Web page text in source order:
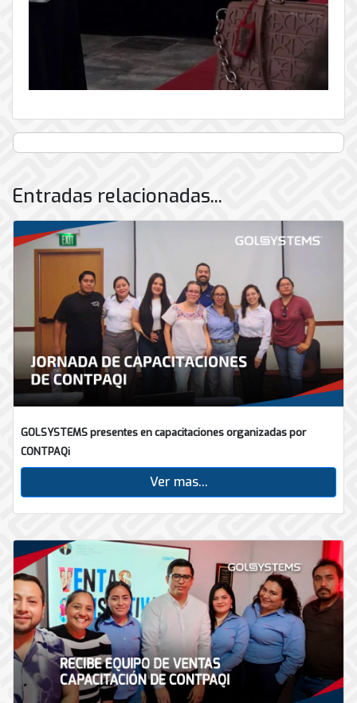
Entradas relacionadas...
GOLSYSTEMS presentes en capacitaciones organizadas por
CONTPAQi
Ver mas...